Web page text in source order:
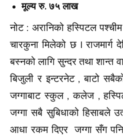
मूल्य रु. ७५ लाख
नोट : अरानिको हस्पिटल
चारकुना मिलेको छ | राजमार्ग
बस्नको लागि सुन्दर तथा शान्त
बिजुली र इन्टरनेट , बाटो
जग्गाबाट स्कुल , कलेज ,
जग्गा सबै सुबिधाको हिसाबले
आधा रकम दिएर जग्गा सँग